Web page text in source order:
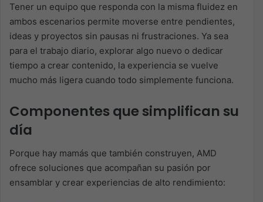
Tener un equipo que responda con la misma fluidez en
ambos escenarios permite moverse entre pendientes,
ideas y proyectos sin pausas ni frustraciones. Ya sea
para el trabajo diario, explorar algo nuevo o dedicar
tiempo a crear contenido, la experiencia se vuelve
mucho más ligera cuando todo simplemente funciona.
Componentes que simplifican su
día
Porque hay mamás que también construyen, AMD
ofrece soluciones que acompañan su pasión por
ensamblar y crear experiencias de alto rendimiento: